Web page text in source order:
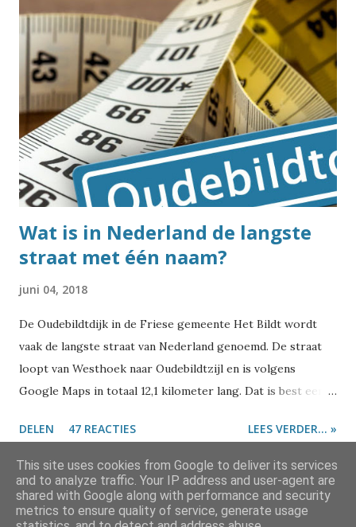
vier bomen staan, heb je immers ook vier slingers nodig.
Maar zo zit het dus niet. En als je drie landen hebt, zitten
daar ook zeker geen vier grenzen tussen. Maar hoe komt
de Viergrenzenweg dan aan zijn naam? Dat is heel
eenvoudig: ons Drielandenpunten was ooit een
Vierlandenpunt. Behalve Nederland, België en Duitsland
kwam ook Neutraal Moresnet nog op dit punt uit. Neutraal
Moresnet? Na de val van Napoleon werden in 1815 tijdens
het Congres van Wenen nieuwe afspraken gemaakt over de
lan...
Wat is in Nederland de langste
straat met één naam?
juni 04, 2018
De Oudebildtdijk in de Friese gemeente Het Bildt wordt
vaak de langste straat van Nederland genoemd. De straat
loopt van Westhoek naar Oudebildtzijl en is volgens
Google Maps in totaal 12,1 kilometer lang. Dat is best een
straat van Nederland? En meer specifiek: de langste straat
die van begin tot eind dezelfde straatnaam heeft? Ik zal het
maar meteen verklappen: dat is dus niet. Als je gaat zoeken
naar 'langste straat van Nederland' kom je allerlei
DELEN 47 REACTIES LEES VERDER... »
Mogelijk gemaakt door Blogger
This site uses cookies from Google to deliver its services
and to analyze traffic. Your IP address and user-agent are
shared with Google along with performance and security
metrics to ensure quality of service, generate usage